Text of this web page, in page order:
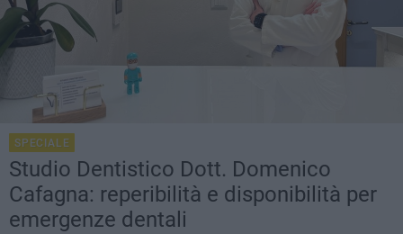
SPECIALE
Studio Dentistico Dott. Domenico
Cafagna: reperibilità e disponibilità per
emergenze dentali